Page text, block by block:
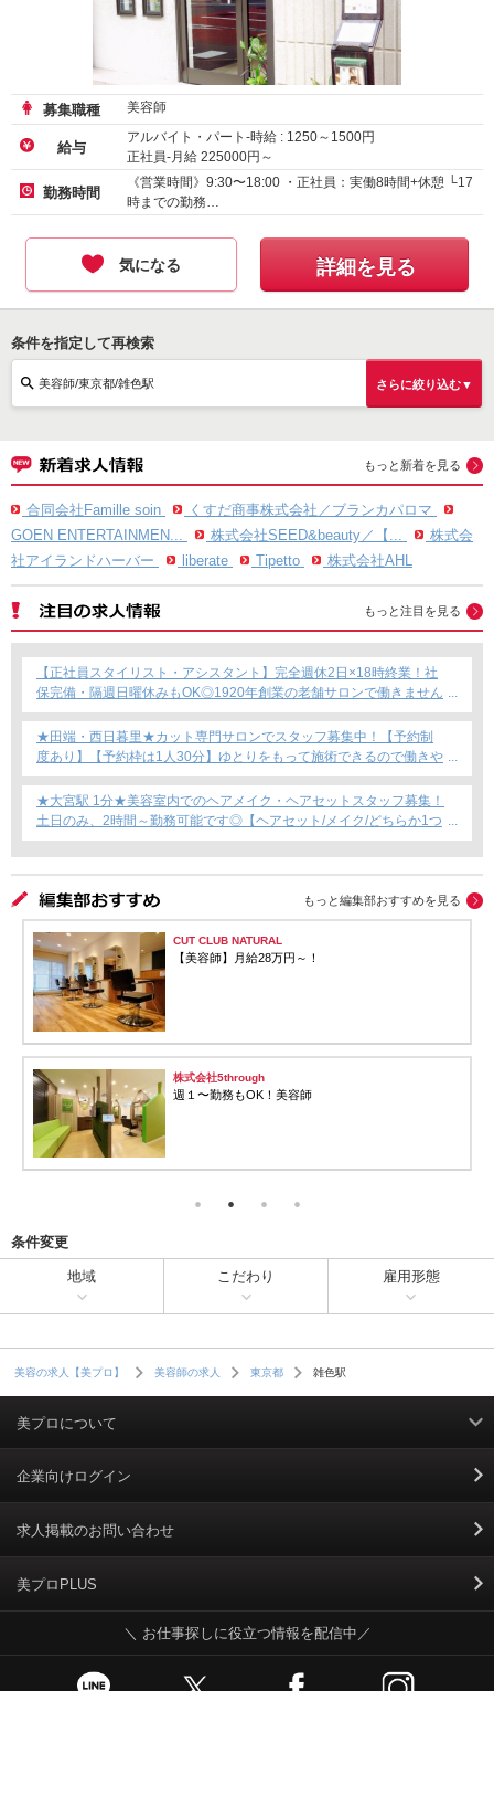
募集職種 美容師
給与
アルバイト・パート-時給 : 1250～ 1500円
正社員-月給 225000円～
勤務時間
《営業時間》9:30〜18:00 ・正社員：実働8時間+休憩 └17
時までの勤務…
気になる 詳細を見る
条件を指定して再検索
美容師/東京都/雑色駅 さらに絞り込む▼
もっと新着を見る
合同会社Famille soin
くすだ商事株式会社／ブランカパロマ
GOEN ENTERTAINMEN...
株式会社SEED&beauty／【...
株式会
社アイランドハーバー
liberate Tipetto 株式会社AHL
もっと注目を見る
【正社員スタイリスト・アシスタント】完全週休2日×18時終業！社
保完備・隔週日曜休みもOK◎1920年創業の老舗サロンで働きません
か？
★田端・西日暮里★カット専門サロンでスタッフ募集中！【予約制
度あり】【予約枠は1人30分】ゆとりをもって施術できるので働きや
すい！これからカット専門店で働きたい方にもおすすめ◎
★大宮駅 1分★美容室内でのヘアメイク・ヘアセットスタッフ募集！
土日のみ、2時間～勤務可能です◎【ヘアセット/メイク/どちらか1つ
できればOKです！】フリーランス・Wワーク・時短勤務もOK★
もっと編集部おすすめを見る
hair salon DAHAB
美容師【歩合80％還元・業務委託】
株式会社nature
◆正社員&アルバイト美容師募集◆
条件変更
地域 こだわり 雇用形態
美容の求人【美プロ】 美容師の求人 東京都 雑色駅
美プロについて
利用規約
掲載規約
個人情報保護ポリシー
個人情報のお取り扱いについて
Cookieポリシー
企業向けログイン
求人掲載のお問い合わせ
美プロPLUS
＼ お仕事探しに役立つ情報を配信中／